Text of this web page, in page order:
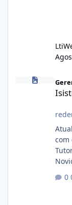
Isistem 9.8 API
Atualização!
com
Novidades: Api